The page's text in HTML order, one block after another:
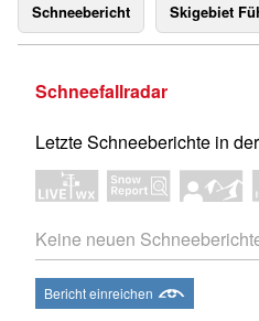
Schneebericht Skigebiet
Schneefallradar
Letzte Schneeberichte in
Keine neuen
Bericht einreichen